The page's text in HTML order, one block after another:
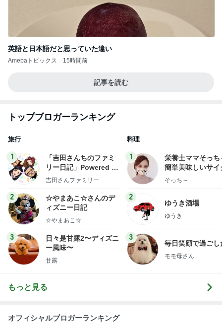
英語と日本語だと思っていた違い
Amebaトピックス 15時間前
記事を読む
トップブロガーランキング
旅行
1
「吉田さんちのファミ
リー日記」Powered b
y Ameba 吉田さんファ
ログ
吉田さんファミリー
2
☆やまあこ☆さんのデ
ィズニー日記
☆やまあこ☆
3
日々是甘露2〜ディズニ
ー風味〜
甘露
料理
1
栄養士ママそっち
簡単美味しいサイ
献立
そっち～
2
ゆうき酒場
ゆうき
3
毎日笑顔で過ごし
モモ母さん
もっと見る
オフィシャルブロガーランキング